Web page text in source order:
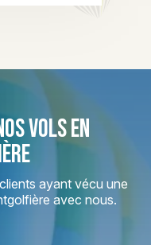
VOLS EN
ayant vécu une
avec nous.